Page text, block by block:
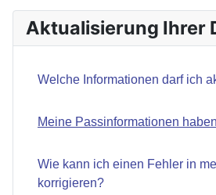
Aktualisierung Ihrer
Welche Informationen darf ich
Meine Passinformationen
Wie kann ich einen Fehler in
korrigieren?